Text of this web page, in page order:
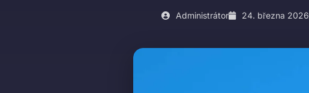
Administrátor 24. března 2026